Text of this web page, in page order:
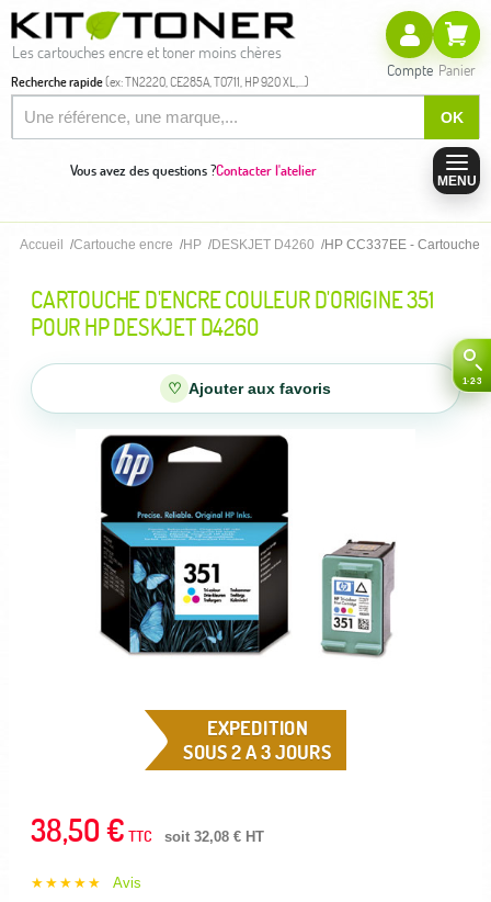
Les cartouches encre et toner moins chères
Recherche rapide(ex: TN2220, CE285A, T0711, HP 920 XL,...)
OK
Compte Panier
Vous avez des questions ?Contacter l'atelier
MENU
Accueil Cartouche encre HP DESKJET D4260 HP CC337EE - Cartouche
CARTOUCHE D'ENCRE COULEUR D'ORIGINE 351
POUR HP DESKJET D4260
♡ Ajouter aux favoris
EXPEDITION
SOUS 2 A 3 JOURS
38,50 € TTC soit 32,08 € HT
★★★★★ Avis